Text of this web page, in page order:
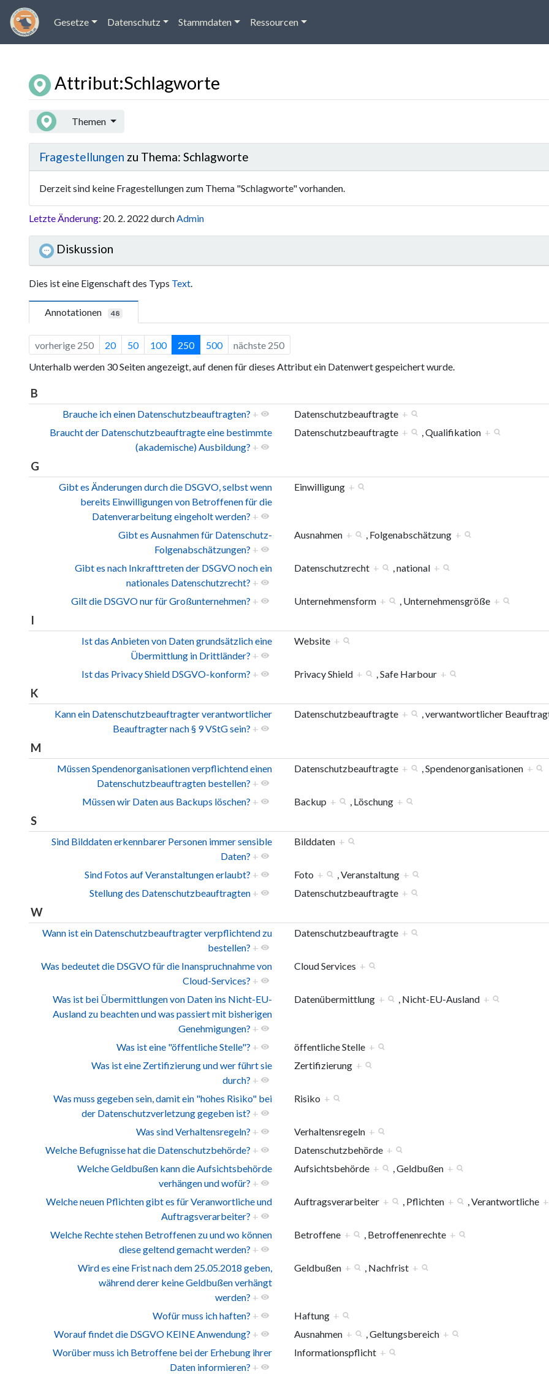
Gesetze Datenschutz Stammdaten Ressourcen
Attribut:Schlagworte
Wechseln zu:Themen
Fragestellungen zu Thema: Schlagworte
Derzeit sind keine Fragestellungen zum Thema "Schlagworte" vorhanden.
Letzte Änderung: 20. 2. 2022 durchAdmin
Diskussion
Dies ist eine Eigenschaft des Typs Text.
Annotationen 48
vorherige 250 20 50 100 250 500 nächste 250
Unterhalb werden 30 Seiten angezeigt, auf denen für dieses Attribut ein Datenwert gespeichert wurde.
B
Brauche ich einen Datenschutzbeauftragten? + Datenschutzbeauftragte +
Braucht der Datenschutzbeauftragte eine bestimmte
(akademische) Ausbildung? +
Datenschutzbeauftragte + , Qualifikation +
G
Gibt es Änderungen durch die DSGVO, selbst wenn
bereits Einwilligungen von Betroffenen für die
Datenverarbeitung eingeholt werden? +
Einwilligung +
Gibt es Ausnahmen für Datenschutz-
Folgenabschätzungen? +
Ausnahmen + , Folgenabschätzung +
Gibt es nach Inkrafttreten der DSGVO noch ein
nationales Datenschutzrecht? +
Datenschutzrecht + , national +
Gilt die DSGVO nur für Großunternehmen? + Unternehmensform + , Unternehmensgröße +
I
Ist das Anbieten von Daten grundsätzlich eine
Übermittlung in Drittländer? +
Website +
Ist das Privacy Shield DSGVO-konform? + Privacy Shield + , Safe Harbour +
K
Kann ein Datenschutzbeauftragter verantwortlicher
Beauftragter nach § 9 VStG sein? +
Datenschutzbeauftragte + , verwantwortlicher
M
Müssen Spendenorganisationen verpflichtend einen
Datenschutzbeauftragten bestellen? +
Datenschutzbeauftragte + , Spendenorganisationen +
Müssen wir Daten aus Backups löschen? + Backup + , Löschung +
S
Sind Bilddaten erkennbarer Personen immer sensible
Daten? +
Bilddaten +
Sind Fotos auf Veranstaltungen erlaubt? + Foto + , Veranstaltung +
Stellung des Datenschutzbeauftragten + Datenschutzbeauftragte +
W
Wann ist ein Datenschutzbeauftragter verpflichtend zu
bestellen? +
Datenschutzbeauftragte +
Was bedeutet die DSGVO für die Inanspruchnahme von
Cloud-Services? +
Cloud Services +
Was ist bei Übermittlungen von Daten ins Nicht-EU-
Ausland zu beachten und was passiert mit bisherigen
Genehmigungen? +
Datenübermittlung + , Nicht-EU-Ausland +
Was ist eine "öffentliche Stelle"? + öffentliche Stelle +
Was ist eine Zertifizierung und wer führt sie
durch? +
Zertifizierung +
Was muss gegeben sein, damit ein "hohes Risiko" bei
der Datenschutzverletzung gegeben ist? +
Risiko +
Was sind Verhaltensregeln? + Verhaltensregeln +
Welche Befugnisse hat die Datenschutzbehörde? + Datenschutzbehörde +
Welche Geldbußen kann die Aufsichtsbehörde
verhängen und wofür? +
Aufsichtsbehörde + , Geldbußen +
Welche neuen Pflichten gibt es für Veranwortliche und
Auftragsverarbeiter? +
Auftragsverarbeiter + , Pflichten + , Verantwortliche +
Welche Rechte stehen Betroffenen zu und wo können
diese geltend gemacht werden? +
Betroffene + , Betroffenenrechte +
Wird es eine Frist nach dem 25.05.2018 geben,
während derer keine Geldbußen verhängt
werden? +
Geldbußen + , Nachfrist +
Wofür muss ich haften? + Haftung +
Worauf findet die DSGVO KEINE Anwendung? + Ausnahmen + , Geltungsbereich +
Worüber muss ich Betroffene bei der Erhebung ihrer
Daten informieren? +
Informationspflicht +